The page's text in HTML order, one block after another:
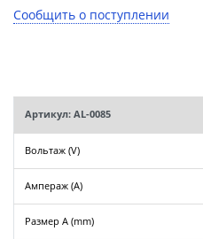
Сообщить о поступлении
Артикул: AL-0085
Вольтаж (V)
Ампераж (A)
Размер A (mm)